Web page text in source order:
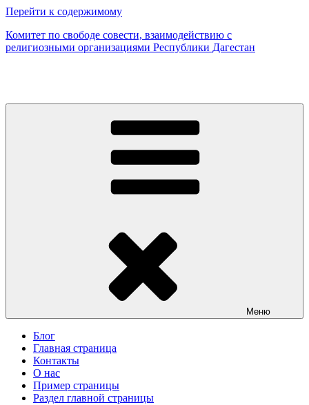
Перейти к содержимому
Комитет по свободе совести, взаимодействию с
религиозными организациями Республики Дагестан
Меню
Блог
Главная страница
Контакты
О нас
Пример страницы
Раздел главной страницы